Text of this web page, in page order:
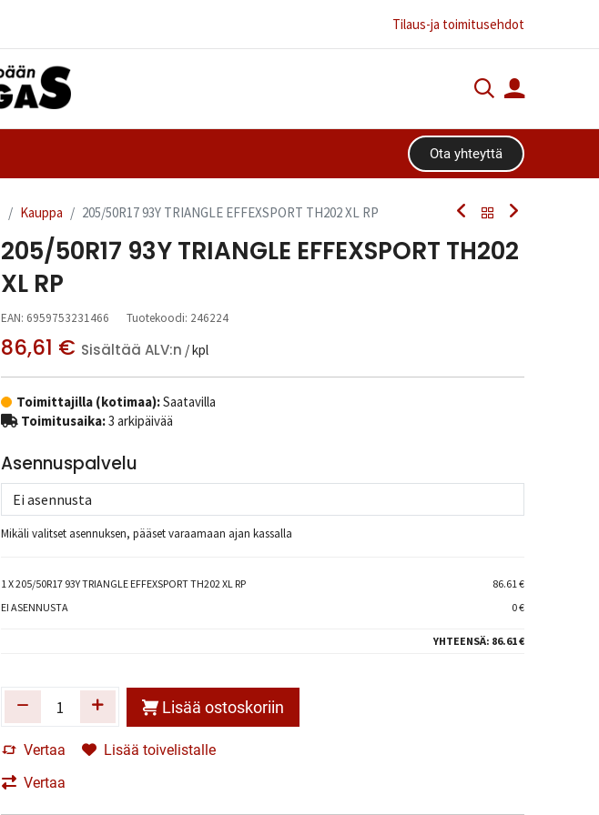
Tilaus-ja toimitusehdot
Ota yhteyttä​​​​
Kauppa 205/50R17 93Y TRIANGLE EFFEXSPORT TH202 XL RP
205/50R17 93Y TRIANGLE EFFEXSPORT TH202
XL RP
EAN: 6959753231466 Tuotekoodi: 246224
86,61 € Sisältää ALV:n / kpl
Toimittajilla (kotimaa):Saatavilla
Toimitusaika:3 arkipäivää
Asennuspalvelu
Mikäli valitset asennuksen, pääset varaamaan ajan kassalla
1X 205/50R17 93Y TRIANGLE EFFEXSPORT TH202 XL RP
86.61 €
EI ASENNUSTA
0 €
YHTEENSÄ: 86.61 €
Lisää ostoskoriin
Vertaa
Lisää toivelistalle
Vertaa